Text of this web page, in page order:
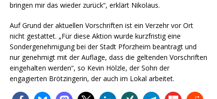
bringen mir das wieder zurück“, erklärt Nikolaus.
Auf Grund der aktuellen Vorschriften ist ein Verzehr vor Ort
nicht gestattet. „Für diese Aktion wurde kurzfristig eine
Sondergenehmigung bei der Stadt Pforzheim beantragt und
nur genehmigt mit der Auflage, dass die geltenden Vorschriften
eingehalten werden“, so Kevin Hölzle, der Sohn der
engagierten Brötzingerin, der auch im Lokal arbeitet.